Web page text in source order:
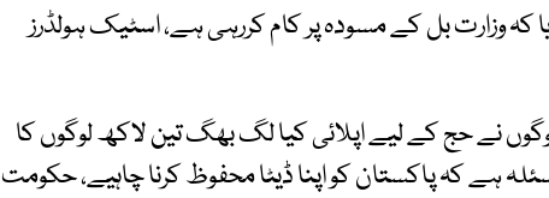
کہ وزارت بل کے مسودہ پر کام کررہی ہے، اسٹیک ہولڈرز
نے حج کے لیے اپلائی کیا لگ بھگ تین لاکھ لوگوں کا
ہے کہ پاکستان کو اپنا ڈیٹا محفوظ کرنا چاہیے، حکومت